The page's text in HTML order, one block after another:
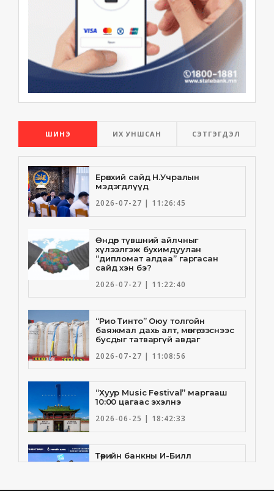
ШИНЭ ИХ УНШСАН СЭТГЭГДЭЛ
Ерөнхий сайд Н.Учралын
мэдэгдлүүд
2026-07-27 | 11:26:45
Өндөр түвшний айлчныг
хүлээлгэж бухимдуулан
“дипломат алдаа” гаргасан
сайд хэн бэ?
2026-07-27 | 11:22:40
“Рио Тинто” Оюу толгойн
баяжмал дахь алт, мөнгө, зэснээс
бусдыг татваргүй авдаг
2026-07-27 | 11:08:56
“Хуур Music Festival” маргааш
10:00 цагаас эхэлнэ
2026-06-25 | 18:42:33
Төрийн банкны И-Билл
үйлчилгээнд Голомт банк